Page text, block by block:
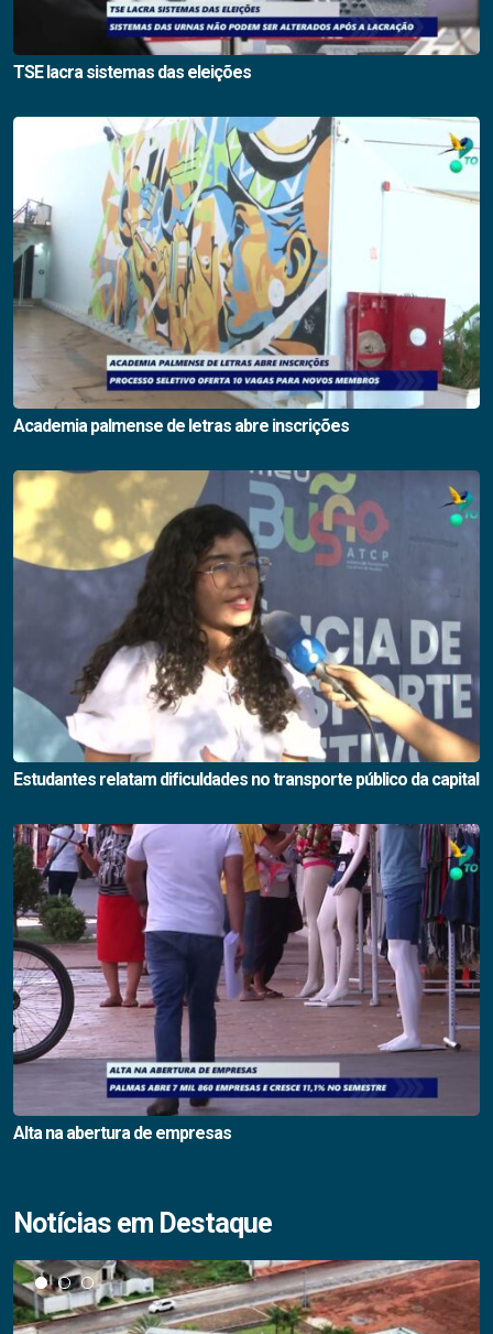
TSE lacra sistemas das eleições
Academia palmense de letras abre inscrições
Estudantes relatam dificuldades no transporte público da capital
Alta na abertura de empresas
Notícias em Destaque